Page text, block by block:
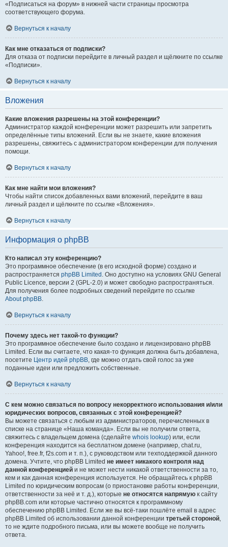
«Подписаться на форум» в нижней части страницы просмотра
соответствующего форума.
Вернуться к началу
Как мне отказаться от подписки?
Для отказа от подписки перейдите в личный раздел и щёлкните по ссылке
«Подписки».
Вернуться к началу
Вложения
Какие вложения разрешены на этой конференции?
Администратор каждой конференции может разрешить или запретить
определённые типы вложений. Если вы не знаете, какие вложения
разрешены, свяжитесь с администратором конференции для получения
помощи.
Вернуться к началу
Как мне найти мои вложения?
Чтобы найти список добавленных вами вложений, перейдите в ваш
личный раздел и щёлкните по ссылке «Вложения».
Вернуться к началу
Информация о phpBB
Кто написал эту конференцию?
Это программное обеспечение (в его исходной форме) создано и
распространяется phpBB Limited . Оно доступно на условиях GNU General
Public Licence, версии 2 (GPL-2.0) и может свободно распространяться.
Для получения более подробных сведений перейдите по ссылке
About phpBB.
Вернуться к началу
Почему здесь нет такой-то функции?
Это программное обеспечение было создано и лицензировано phpBB
Limited. Если вы считаете, что какая-то функция должна быть добавлена,
посетите Центр идей phpBB, где можно отдать свой голос за уже
поданные идеи или предложить собственные.
Вернуться к началу
С кем можно связаться по вопросу некорректного использования и/или
юридических вопросов, связанных с этой конференцией?
Вы можете связаться с любым из администраторов, перечисленных в
списке на странице «Наша команда». Если вы не получили ответа,
свяжитесь с владельцем домена (сделайте whois lookup) или, если
конференция находится на бесплатном домене (например, chat.ru,
Yahoo!, free.fr, f2s.com и т. п.), с руководством или техподдержкой данного
домена. Учтите, что phpBB Limited не имеет никакого контроля над
данной конференцией и не может нести никакой ответственности за то,
кем и как данная конференция используется. Не обращайтесь к phpBB
Limited по юридическим вопросам (о приостановке работы конференции,
ответственности за неё и т. д.), которые не относятся напрямую к сайту
phpBB.com или которые частично относятся к программному
обеспечению phpBB Limited. Если же вы всё-таки пошлёте email в адрес
phpBB Limited об использовании данной конференции третьей стороной,
то не ждите подробного письма, или вы можете вообще не получить
ответа.